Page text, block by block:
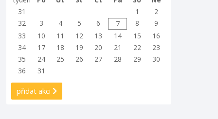
31
1
2
32
3 4 5 6 7 8
9
33
10 11 12 13 14 15
16
34
17 18 19 20 21 22
23
35
24 25 26 27 28 29
30
36
31
přidat akci